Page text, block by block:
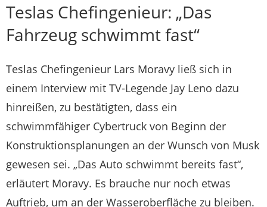
Teslas Chefingenieur: „Das
Fahrzeug schwimmt fast“
Teslas Chefingenieur Lars Moravy ließ sich in
einem Interview mit TV-Legende Jay Leno dazu
hinreißen, zu bestätigten, dass ein
schwimmfähiger Cybertruck von Beginn der
Konstruktionsplanungen an der Wunsch von Musk
gewesen sei. „Das Auto schwimmt bereits fast“,
erläutert Moravy. Es brauche nur noch etwas
Auftrieb, um an der Wasseroberfläche zu bleiben.